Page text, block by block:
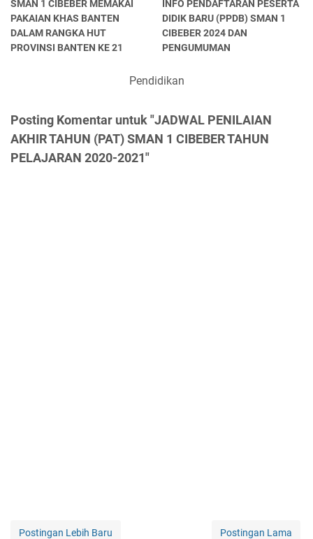
SMAN 1 CIBEBER MEMAKAI
PAKAIAN KHAS BANTEN
DALAM RANGKA HUT
PROVINSI BANTEN KE 21
INFO PENDAFTARAN PESERTA
DIDIK BARU (PPDB) SMAN 1
CIBEBER 2024 DAN
PENGUMUMAN
Pendidikan
Posting Komentar untuk "JADWAL PENILAIAN
AKHIR TAHUN (PAT) SMAN 1 CIBEBER TAHUN
PELAJARAN 2020-2021"
Postingan Lebih Baru Postingan Lama